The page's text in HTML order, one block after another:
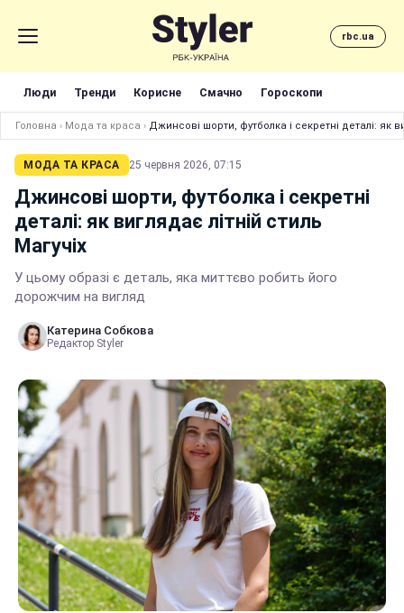
rbc.ua
Люди Тренди Корисне Смачно Гороскопи
Головна › Мода та краса › Джинсові шорти, футболка і секретні деталі: як
МОДА ТА КРАСА 25 червня 2026, 07:15
Джинсові шорти, футболка і секретні
деталі: як виглядає літній стиль
Магучіх
У цьому образі є деталь, яка миттєво робить його
дорожчим на вигляд
Катерина Собкова
Редактор Styler